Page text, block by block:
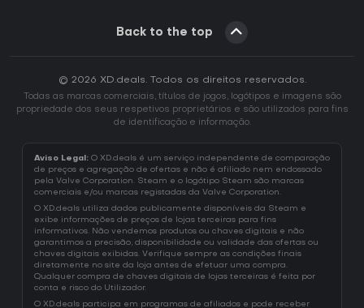
Back to the top
© 2026 XD.deals. Todos os direitos reservados.
Todas as marcas comerciais, títulos de jogos, logótipos e imagens são
propriedade dos seus respetivos proprietários e são utilizados para fins
de identificação e informação.
Aviso Legal: O XD.deals é um serviço independente de comparação
de preços e agregação de ofertas e não é afiliado nem endossado
pela Valve Corporation. Steam e o logótipo Steam são marcas
comerciais e/ou marcas registadas da Valve Corporation.
O XD.deals utiliza dados publicamente disponíveis da Steam e
exibe informações de preços de lojas terceiras para fins
informativos. Não vendemos produtos ou chaves digitais e não
garantimos a precisão, disponibilidade ou validade das ofertas ou
chaves digitais exibidas. Verifique sempre as condições finais
diretamente no site da loja antes de efetuar uma compra.
Qualquer compra de chaves digitais de lojas terceiras é feita por
conta e risco do Utilizador.
O XD.deals participa em programas de afiliados e pode receber